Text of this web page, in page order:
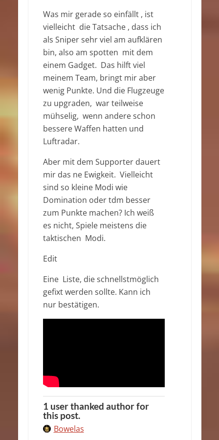
Was mir gerade so einfällt , ist
vielleicht die Tatsache , dass ich
als Sniper sehr viel am aufklären
bin, also am spotten mit dem
einem Gadget. Das hilft viel
meinem Team, bringt mir aber
wenig Punkte. Und die Flugzeuge
zu upgraden, war teilweise
mühselig, wenn andere schon
bessere Waffen hatten und
Luftradar.
Aber mit dem Supporter dauert
mir das ne Ewigkeit. Vielleicht
sind so kleine Modi wie
Domination oder tdm besser
zum Punkte machen? Ich weiß
es nicht, Spiele meistens die
taktischen Modi.
Edit
Eine Liste, die schnellstmöglich
gefixt werden sollte. Kann ich
nur bestätigen.
1 user thanked author for
this post.
Bowelas